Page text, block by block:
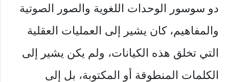
دو سوسور الوحدات اللغوية والصور الصوتية
والمفاهيم، كان يشير إلى العمليات العقلية
التي تخلق هذه الكيانات، ولم يكن يشير إلى
الكلمات المنطوقة أو المكتوبة، بل إلى